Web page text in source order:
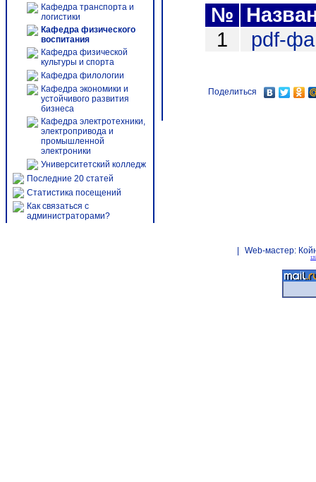
Кафедра транспорта и
логистики
Кафедра физического
воспитания
Кафедра физической
культуры и спорта
Кафедра филологии
Кафедра экономики и
устойчивого развития
бизнеса
Кафедра электротехники,
электропривода и
промышленной
электроники
Университетский колледж
Последние 20 статей
Статистика посещений
Как связаться с
администраторами?
№
1
pdf-
Поделиться
Web-мастер: